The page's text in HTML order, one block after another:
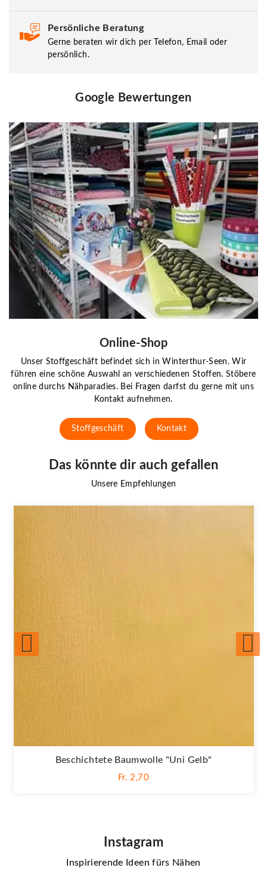
Persönliche Beratung
Gerne beraten wir dich per Telefon, Email oder
persönlich.
Google Bewertungen
Online-Shop
Unser Stoffgeschäft befindet sich in Winterthur-Seen. Wir
führen eine schöne Auswahl an verschiedenen Stoffen. Stöbere
online durchs Nähparadies. Bei Fragen darfst du gerne mit uns
Kontakt aufnehmen.
Stoffgeschäft Kontakt
Das könnte dir auch gefallen
Unsere Empfehlungen
Beschichtete Baumwolle "Uni Gelb"
Fr. 2,70
Instagram
Inspirierende Ideen fürs Nähen